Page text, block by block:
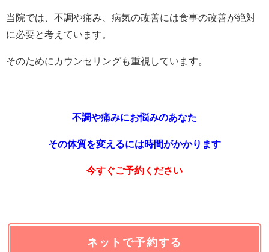
当院では、不調や痛み、病気の改善には食事の改善が絶対
に必要と考えています。
そのためにカウンセリングも重視しています。
不調や痛みにお悩みのあなた
その体質を変えるには時間がかかります
今すぐご予約ください
ネットで予約する